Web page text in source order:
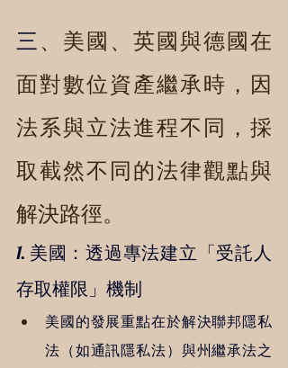
三、美國、英國與德國在
面對數位資產繼承時，因
法系與立法進程不同，採
取截然不同的法律觀點與
解決路徑。
1. 美國：透過專法建立「受託人
存取權限」機制
美國的發展重點在於解決聯邦隱私
法（如通訊隱私法）與州繼承法之